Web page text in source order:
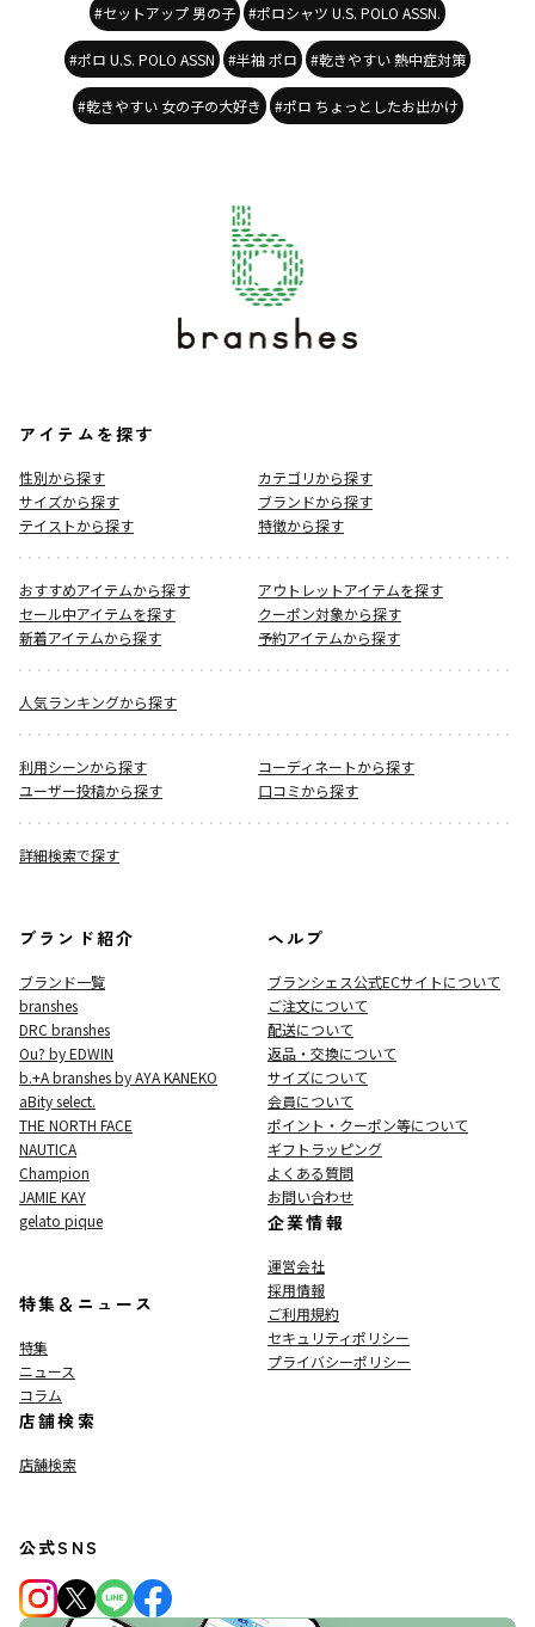
#セットアップ 男の子 #ポロシャツ U.S. POLO ASSN.
#ポロ U.S. POLO ASSN #半袖 ポロ #乾きやすい 熱中症対策
#乾きやすい 女の子の大好き #ポロ ちょっとしたお出かけ
アイテムを探す
性別から探す
カテゴリから探す
サイズから探す
ブランドから探す
テイストから探す
特徴から探す
おすすめアイテムから探す
アウトレットアイテムを探す
セール中アイテムを探す
クーポン対象から探す
新着アイテムから探す
予約アイテムから探す
人気ランキングから探す
利用シーンから探す
コーディネートから探す
ユーザー投稿から探す
口コミから探す
詳細検索で探す
ブランド紹介
ブランド一覧
branshes
DRC branshes
Ou? by EDWIN
b.+A branshes by AYA KANEKO
aBity select.
THE NORTH FACE
NAUTICA
Champion
JAMIE KAY
gelato pique
特集＆ニュース
特集
ニュース
コラム
店舗検索
店舗検索
ヘルプ
ブランシェス公式ECサイトについて
ご注文について
配送について
返品・交換について
サイズについて
会員について
ポイント・クーポン等について
ギフトラッピング
よくある質問
お問い合わせ
企業情報
運営会社
採用情報
ご利用規約
セキュリティポリシー
プライバシーポリシー
公式SNS